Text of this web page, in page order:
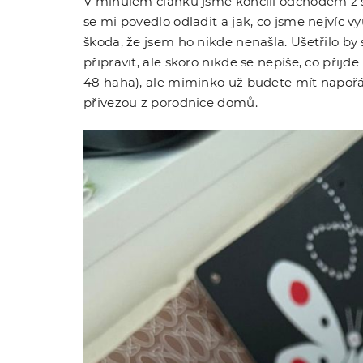
se mi povedlo odladit a jak, co jsme nejvíc
škoda, že jsem ho nikde nenašla. Ušetřilo
připravit, ale skoro nikde se nepíše, co
48 haha), ale miminko už budete mít
přivezou z porodnice domů.